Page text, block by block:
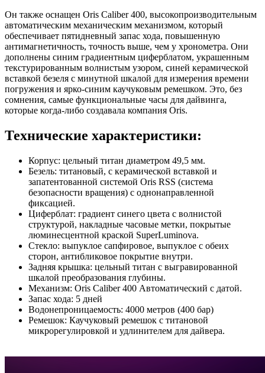
Он также оснащен Oris Caliber 400, высокопроизводительным
автоматическим механическим механизмом, который
обеспечивает пятидневный запас хода, повышенную
антимагнетичность, точность выше, чем у хронометра. Они
дополнены синим градиентным циферблатом, украшенным
текстурированным волнистым узором, синей керамической
вставкой безеля с минутной шкалой для измерения времени
погружения и ярко-синим каучуковым ремешком. Это, без
сомнения, самые функциональные часы для дайвинга,
которые когда-либо создавала компания Oris.
Технические характеристики:
Корпус: цельный титан диаметром 49,5 мм.
Безель: титановый, с керамической вставкой и
запатентованной системой Oris RSS (система
безопасности вращения) с однонаправленной
фиксацией.
Циферблат: градиент синего цвета с волнистой
структурой, накладные часовые метки, покрытые
люминесцентной краской SuperLuminova.
Стекло: выпуклое сапфировое, выпуклое с обеих
сторон, антибликовое покрытие внутри.
Задняя крышка: цельный титан с выгравированной
шкалой преобразования глубины.
Механизм: Oris Caliber 400 Автоматический с датой.
Запас хода: 5 дней
Водонепроницаемость: 4000 метров (400 бар)
Ремешок: Каучуковый ремешок с титановой
микрорегулировкой и удлинителем для дайвера.